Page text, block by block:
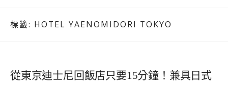
標籤: HOTEL YAENOMIDORI TOKYO
從東京迪士尼回飯店只要15分鐘！兼具日式